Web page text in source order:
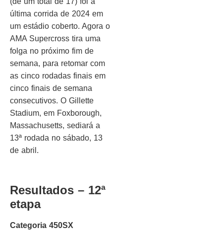
última corrida de 2024 em
um estádio coberto. Agora o
AMA Supercross tira uma
folga no próximo fim de
semana, para retomar com
as cinco rodadas finais em
cinco finais de semana
consecutivos. O Gillette
Stadium, em Foxborough,
Massachusetts, sediará a
13ª rodada no sábado, 13
de abril.
Resultados – 12ª
etapa
Categoria 450SX